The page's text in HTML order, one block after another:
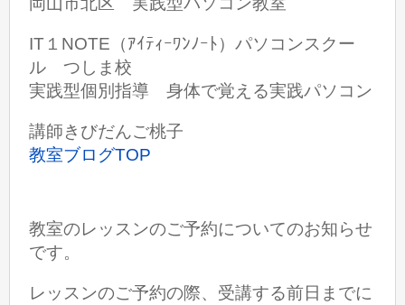
IT１NOTE（ｱｲﾃｨｰﾜﾝﾉｰﾄ）パソコンスクー
ル つしま校
実践型個別指導 身体で覚える実践パソコン
講師きびだんご桃子
教室ブログTOP
教室のレッスンのご予約についてのお知らせ
です。
レッスンのご予約の際、受講する前日までに